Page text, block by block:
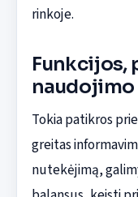
rinkoje.
Funkcijos,
Tokia patikros
greitas
nutekėjimą,